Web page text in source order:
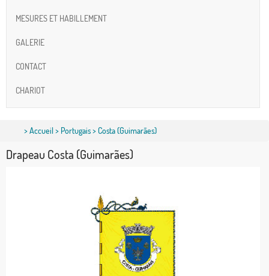
MESURES ET HABILLEMENT
GALERIE
CONTACT
CHARIOT
>Accueil> Portugais> Costa (Guimarães)
Drapeau Costa (Guimarães)